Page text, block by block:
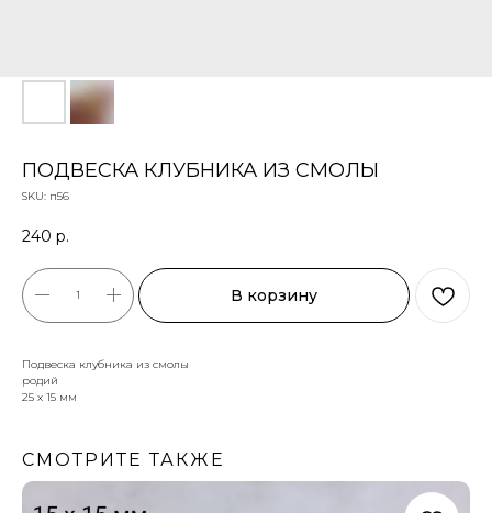
ПОДВЕСКА КЛУБНИКА ИЗ СМОЛЫ
SKU: п56
240 р.
В корзину
Подвеска клубника из смолы
родий
25 х 15 мм
СМОТРИТЕ ТАКЖЕ